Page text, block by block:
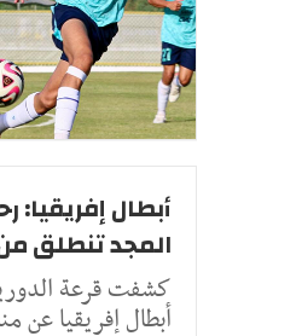
أبطال إفريقيا:
المجد تنطلق
كشفت قرعة
أبطال إفريقيا عن